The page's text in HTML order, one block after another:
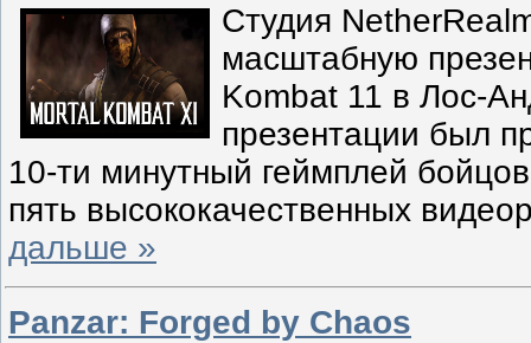
Студия
масштабную
Kombat 11 в Лос-
презентации был
10-ти минутный геймплей
пять высококачественных
дальше »
Panzar: Forged by Chaos